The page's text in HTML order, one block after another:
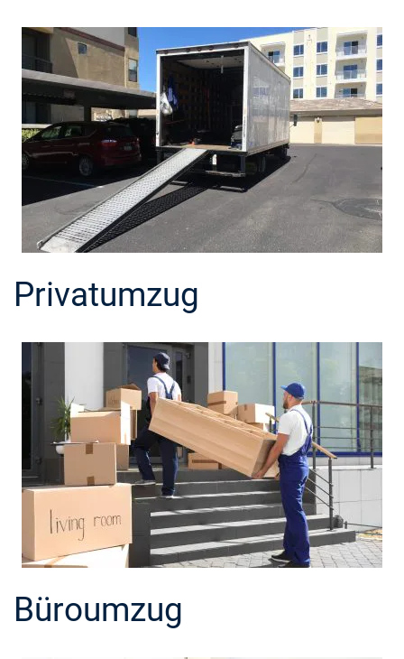
Privatumzug
Büroumzug